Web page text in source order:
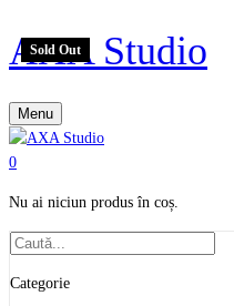
AXA Studio
Menu
0
Nu ai niciun produs în coș.
Categorie
Sold Out